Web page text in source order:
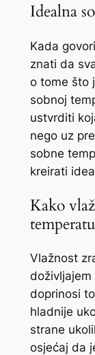
Idealna
Kada
znati da
o tome što
sobnoj
ustvrditi
nego uz
sobne
kreirati
Kako
Vlažnost
doprinosi
hladnije
strane
osjećaj da